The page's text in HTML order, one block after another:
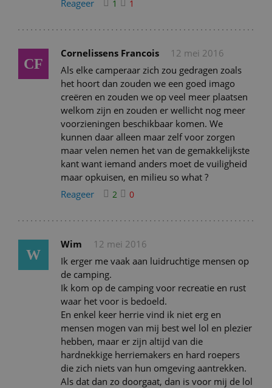
Reageer 1 1
CF
Cornelissens Francois
12 mei 2016
Als elke camperaar zich zou gedragen zoals
het hoort dan zouden we een goed imago
creëren en zouden we op veel meer plaatsen
welkom zijn en zouden er wellicht nog meer
voorzieningen beschikbaar komen. We
kunnen daar alleen maar zelf voor zorgen
maar velen nemen het van de gemakkelijkste
kant want iemand anders moet de vuiligheid
maar opkuisen, en milieu so what ?
Reageer
2 0
W
Wim
12 mei 2016
Ik erger me vaak aan luidruchtige mensen op
de camping.
Ik kom op de camping voor recreatie en rust
waar het voor is bedoeld.
En enkel keer herrie vind ik niet erg en
mensen mogen van mij best wel lol en plezier
hebben, maar er zijn altijd van die
hardnekkige herriemakers en hard roepers
die zich niets van hun omgeving aantrekken.
Als dat dan zo doorgaat, dan is voor mij de lol